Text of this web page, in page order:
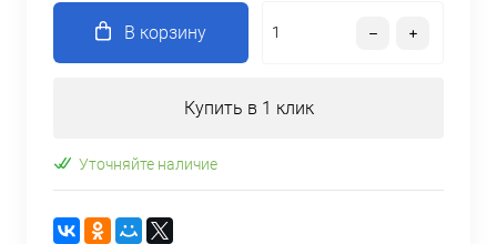
В корзину
Купить в 1 клик
Уточняйте наличие